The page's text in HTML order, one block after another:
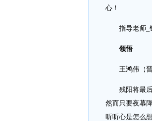
心！
指导老师_
领悟
王鸿伟（晋
残阳将最后
然而只要夜幕
听听心是怎么